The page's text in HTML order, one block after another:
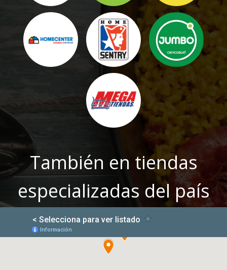
También en tiendas
especializadas del país